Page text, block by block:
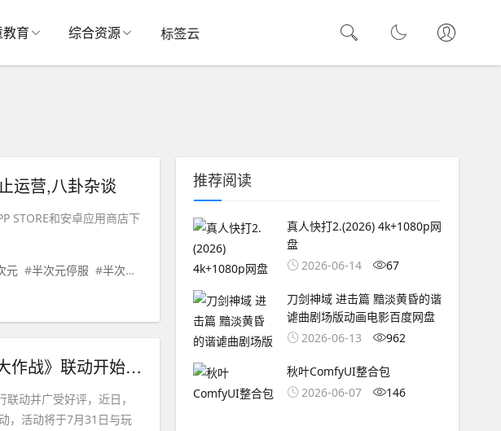
教育 综合资源 标签云
运营,八卦杂谈
STORE和安卓应用商店下
元 #半次元停服 #半次元关闭
情怀与浪漫并存，《星际牛仔》x《机动战队大作战》联动开始！,业界资讯
动并广受好评，近日，
，活动将于7月31日与玩
推荐阅读
真人快打2.(2026) 4k+1080p网
盘
2026-06-14
67
刀剑神域 进击篇 黯淡黄昏的谐
谑曲剧场版动画电影百度网盘
2026-06-13
962
秋叶ComfyUI整合包
2026-06-07
146